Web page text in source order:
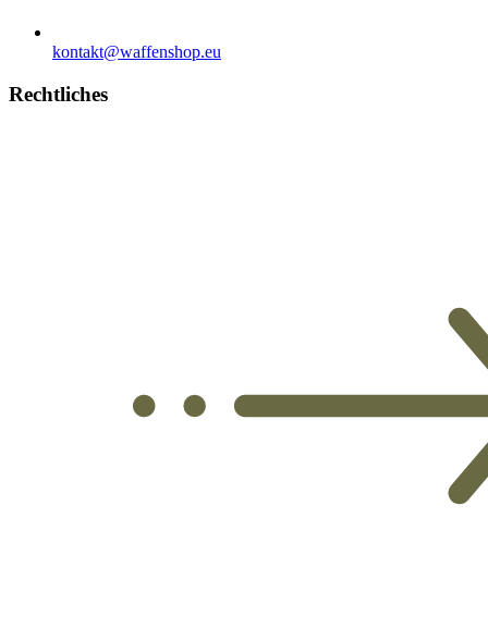
kontakt@waffenshop.eu
Rechtliches